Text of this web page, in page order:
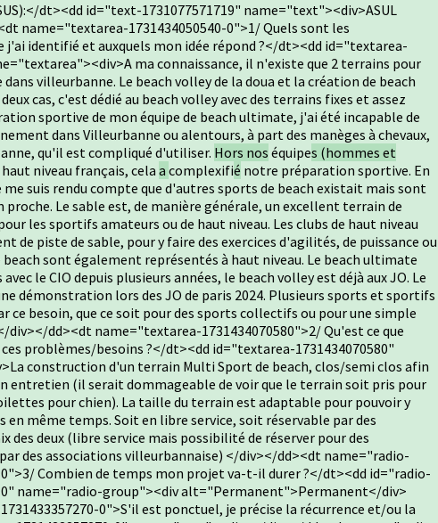
dt><dd id="text-1731077571719" name="text"><div>ASUL
name="textarea-1731434050540-0">1/ Quels sont les
j'ai identifié et auxquels mon idée répond ?</dt><dd id="textarea-
ma connaissance, il n'existe que 2 terrains pour
villeurbanne. Le beach volley de la doua et la création de beach
cas, c'est dédié au beach volley avec des terrains fixes et assez
sportive de mon équipe de beach ultimate, j'ai été incapable de
dans Villeurbanne ou alentours, à part des manèges à chevaux,
qu'il est compliqué d'utiliser. Hors nos équipes (hommes et
niveau français, cela a complexifié notre préparation sportive. En
suis rendu compte que d'autres sports de beach existait mais sont
Le sable est, de manière générale, un excellent terrain de
les sportifs amateurs ou de haut niveau. Les clubs de haut niveau
de piste de sable, pour y faire des exercices d'agilités, de puissance ou
beach sont également représentés à haut niveau. Le beach ultimate
le CIO depuis plusieurs années, le beach volley est déjà aux JO. Le
démonstration lors des JO de paris 2024. Plusieurs sports et sportifs
ce besoin, que ce soit pour des sports collectifs ou pour une simple
div></dd><dt name="textarea-1731434070580">2/ Qu'est ce que
problèmes/besoins ?</dt><dd id="textarea-1731434070580"
construction d'un terrain Multi Sport de beach, clos/semi clos afin
entretien (il serait dommageable de voir que le terrain soit pris pour
pour chien). La taille du terrain est adaptable pour pouvoir y
même temps. Soit en libre service, soit réservable par des
des deux (libre service mais possibilité de réserver pour des
des associations villeurbannaise) </div></dd><dt name="radio-
Combien de temps mon projet va-t-il durer ?</dt><dd id="radio-
0" name="radio-group"><div alt="Permanent">Permanent</div>
0">S'il est ponctuel, je précise la récurrence et/ou la